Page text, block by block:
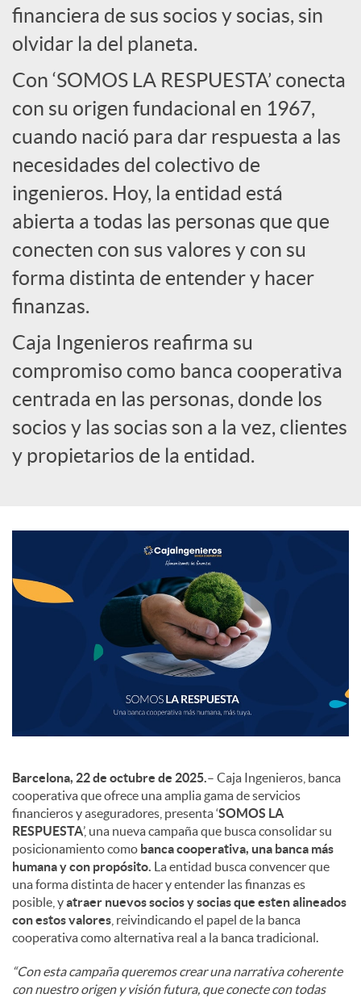
l
e
s
financiera de sus socios y socias, sin
olvidar la del planeta.
Con ‘SOMOS LA RESPUESTA’ conecta
con su origen fundacional en 1967,
cuando nació para dar respuesta a las
necesidades del colectivo de
ingenieros. Hoy, la entidad está
abierta a todas las personas que que
conecten con sus valores y con su
forma distinta de entender y hacer
finanzas.
Caja Ingenieros reafirma su
compromiso como banca cooperativa
centrada en las personas, donde los
socios y las socias son a la vez, clientes
y propietarios de la entidad.
Barcelona, 22 de octubre de 2025. – Caja Ingenieros, banca
cooperativa que ofrece una amplia gama de servicios
financieros y aseguradores, presenta ‘SOMOS LA
RESPUESTA’, una nueva campaña que busca consolidar su
posicionamiento como banca cooperativa, una banca más
humana y con propósito. La entidad busca convencer que
una forma distinta de hacer y entender las finanzas es
posible, yatraer nuevos socios y socias que esten alineados
con estos valores , reivindicando el papel de la banca
cooperativa como alternativa real a la banca tradicional.
“Con esta campaña queremos crear una narrativa coherente
con nuestro origen y visión futura, que conecte con todas